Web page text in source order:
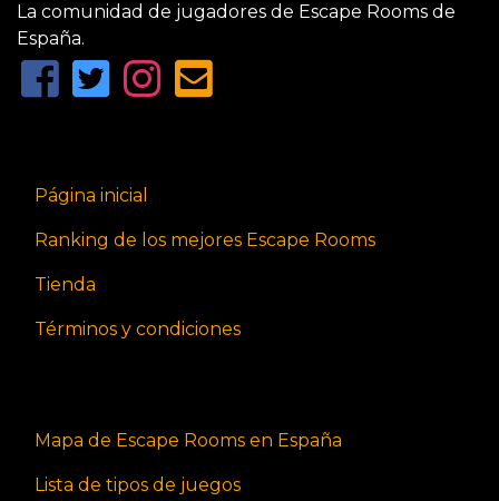
La comunidad de jugadores de Escape Rooms de
España.
Página inicial
Ranking de los mejores Escape Rooms
Tienda
Términos y condiciones
Mapa de Escape Rooms en España
Lista de tipos de juegos